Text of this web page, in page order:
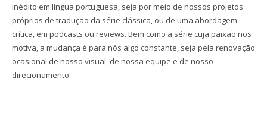
inédito em língua portuguesa, seja por meio de nossos projetos
próprios de tradução da série clássica, ou de uma abordagem
crítica, em podcasts ou reviews. Bem como a série cuja paixão nos
motiva, a mudança é para nós algo constante, seja pela renovação
ocasional de nosso visual, de nossa equipe e de nosso
direcionamento.